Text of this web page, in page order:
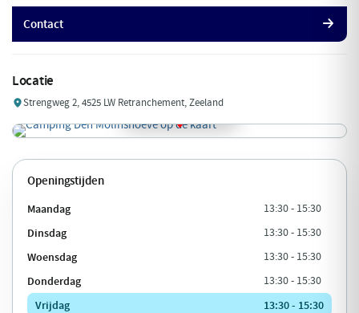
Contact
Locatie
Strengweg 2, 4525 LW Retranchement, Zeeland
Openingstijden
Maandag 13:30 - 15:30
Dinsdag 13:30 - 15:30
Woensdag 13:30 - 15:30
Donderdag 13:30 - 15:30
Vrijdag
13:30 - 15:30